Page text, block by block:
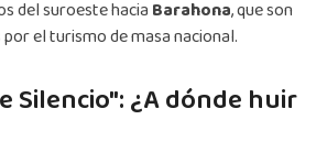
del suroeste hacia Barahona, que son
el turismo de masa nacional.
Silencio": ¿A dónde huir